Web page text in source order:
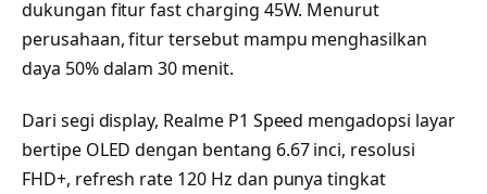
dukungan fitur fast charging 45W. Menurut
perusahaan, fitur tersebut mampu menghasilkan
daya 50% dalam 30 menit.
Dari segi display, Realme P1 Speed mengadopsi layar
bertipe OLED dengan bentang 6.67 inci, resolusi
FHD+, refresh rate 120 Hz dan punya tingkat